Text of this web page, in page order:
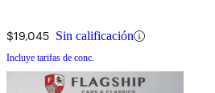
$19,045 Sin calificación
Incluye tarifas de conc.